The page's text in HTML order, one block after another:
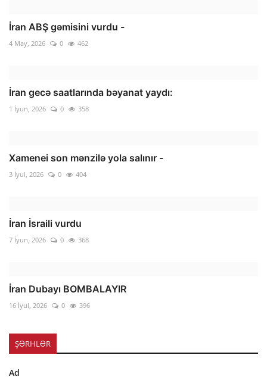
İran ABŞ gəmisini vurdu -
4 May, 2026 0 462
İran gecə saatlarında bəyanat yaydı:
1 İyun, 2026 0 358
Xamenei son mənzilə yola salınır -
3 İyul, 2026 0 404
İran İsraili vurdu
7 İyun, 2026 0 368
İran Dubayı BOMBALAYIR
16 İyul, 2026 0 396
ŞƏRHLƏR
Ad